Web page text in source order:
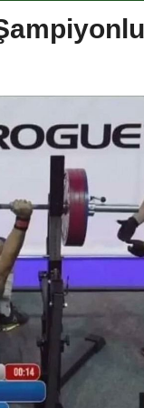
Antrenörlüğe ”Hayır”
Galatasaray’dan